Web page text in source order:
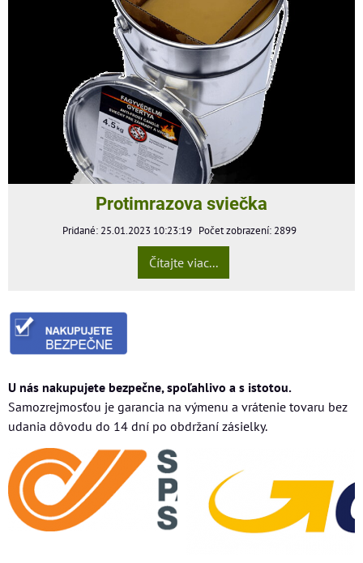
Protimrazova sviečka
Pridané: 25.01.2023 10:23:19 Počet zobrazení: 2899
Čítajte viac...
U nás nakupujete bezpečne, spoľahlivo a s istotou.
Samozrejmosťou je garancia na výmenu a vrátenie tovaru bez
udania dôvodu do 14 dní po obdržaní zásielky.